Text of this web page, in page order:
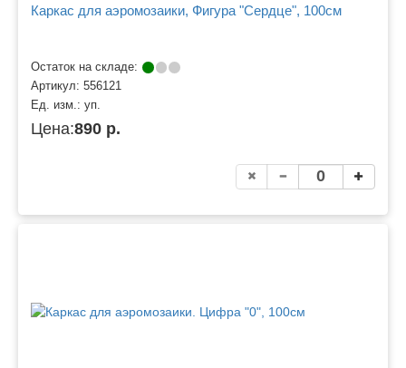
Каркас для аэромозаики, Фигура "Сердце", 100см
Остаток на складе:
Артикул: 556121
Ед. изм.: уп.
Цена:890 р.